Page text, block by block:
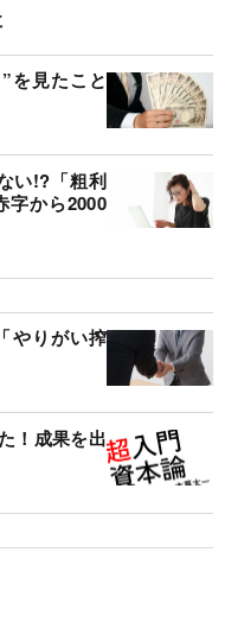
を見たこと
い!?「粗利
字から2000
やりがい搾
！成果を出